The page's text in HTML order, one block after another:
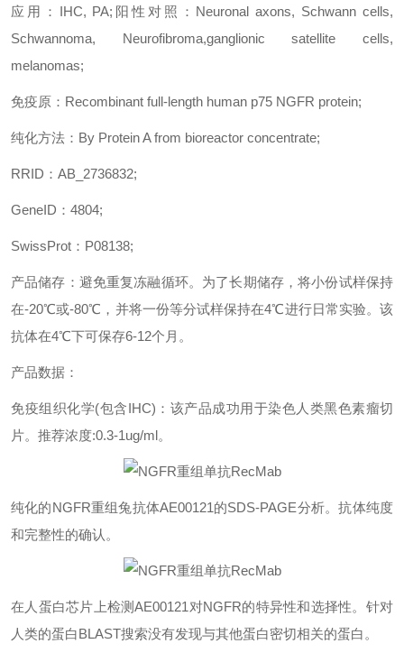
应用： IHC, PA; 阳性对照： Neuronal axons, Schwann cells,
Schwannoma, Neurofibroma,ganglionic satellite cells,
melanomas;
免疫原： Recombinant full-length human p75 NGFR protein;
纯化方法： By Protein A from bioreactor concentrate;
RRID ： AB_2736832;
GeneID ： 4804;
SwissProt ： P08138;
产品储存：避免重复冻融循环。为了长期储存，将小份试样保持
在-20℃或-80℃ ，并将一份等分试样保持在4℃进行日常实验。该
抗体在4℃下可保存6-12个月。
产品数据：
免疫组织化学(包含IHC) ：该产品成功用于染色人类黑色素瘤切
片。推荐浓度:0.3-1ug/ml。
纯化的NGFR重组兔抗体AE00121的SDS-PAGE分析。抗体纯度
和完整性的确认。
在人蛋白芯片上检测AE00121 对NGFR的特异性和选择性。针对
人类的蛋白BLAST搜索没有发现与其他蛋白密切相关的蛋白。